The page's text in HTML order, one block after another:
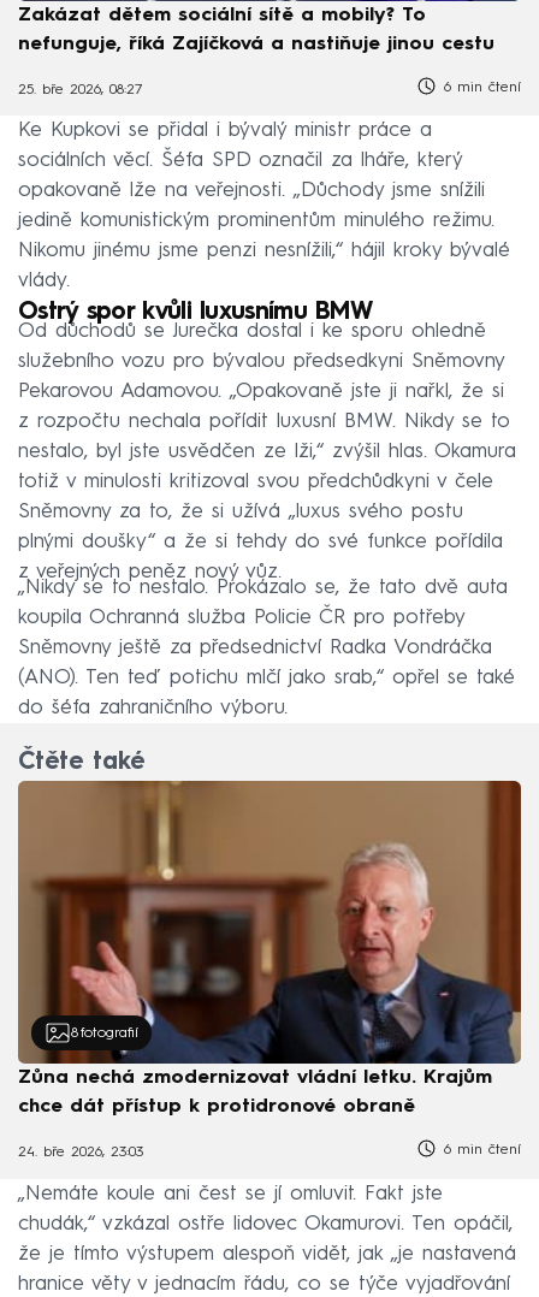
Zakázat dětem sociální sítě a mobily? To
nefunguje, říká Zajíčková a nastiňuje jinou cestu
25. bře 2026, 08:27 6 min čtení
Ke Kupkovi se přidal i bývalý ministr práce a
sociálních věcí. Šéfa SPD označil za lháře, který
opakovaně lže na veřejnosti. „Důchody jsme snížili
jedině komunistickým prominentům minulého režimu.
Nikomu jinému jsme penzi nesnížili,“ hájil kroky bývalé
vlády.
Ostrý spor kvůli luxusnímu BMW
Od důchodů se Jurečka dostal i ke sporu ohledně
služebního vozu pro bývalou předsedkyni Sněmovny
Pekarovou Adamovou. „Opakovaně jste ji nařkl, že si
z rozpočtu nechala pořídit luxusní BMW. Nikdy se to
nestalo, byl jste usvědčen ze lži,“ zvýšil hlas. Okamura
totiž v minulosti kritizoval svou předchůdkyni v čele
Sněmovny za to, že si užívá „luxus svého postu
plnými doušky“ a že si tehdy do své funkce pořídila
z veřejných peněz nový vůz.
„Nikdy se to nestalo. Prokázalo se, že tato dvě auta
koupila Ochranná služba Policie ČR pro potřeby
Sněmovny ještě za předsednictví Radka Vondráčka
(ANO). Ten teď potichu mlčí jako srab,“ opřel se také
do šéfa zahraničního výboru.
Čtěte také
8 fotografií
Zůna nechá zmodernizovat vládní letku. Krajům
chce dát přístup k protidronové obraně
24. bře 2026, 23:03 6 min čtení
„Nemáte koule ani čest se jí omluvit. Fakt jste
chudák,“ vzkázal ostře lidovec Okamurovi. Ten opáčil,
že je tímto výstupem alespoň vidět, jak „je nastavená
hranice věty v jednacím řádu, co se týče vyjadřování